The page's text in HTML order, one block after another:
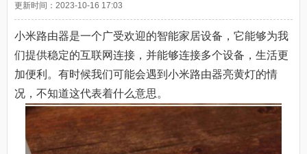
更新时间：2023-10-16 17:03
小米路由器是一个广受欢迎的智能家居设备，它能够为我
们提供稳定的互联网连接，并能够连接多个设备，生活更
加便利。有时候我们可能会遇到小米路由器亮黄灯的情
况，不知道这代表着什么意思。